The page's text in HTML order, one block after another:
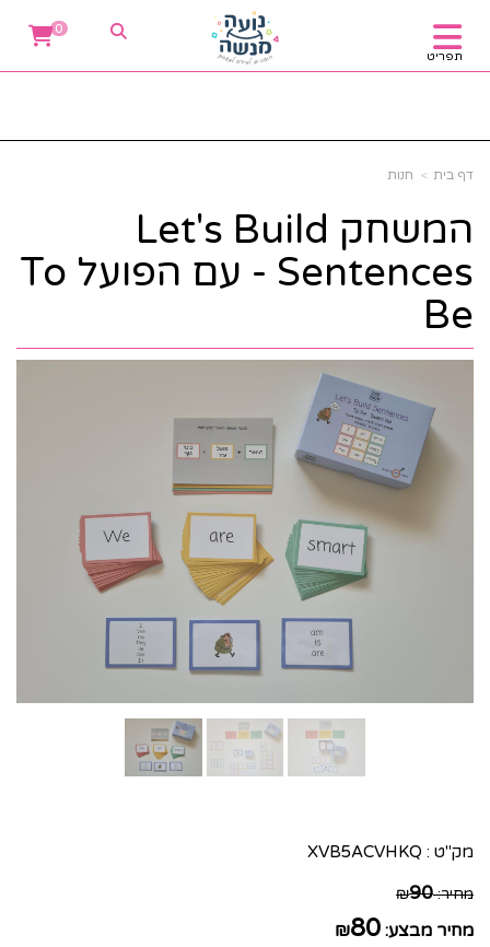
תפריט
0
דף בית חנות
המשחק Let's Build
Sentences - עם הפועל To
Be
מק"ט : XVB5ACVHKQ
מחיר: ₪90
מחיר מבצע: ₪80